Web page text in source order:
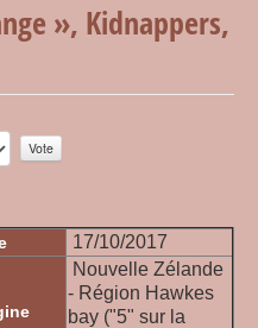
», Kidnappers,
17/10/2017
Nouvelle Zélande
- Région Hawkes
bay ("5" sur la